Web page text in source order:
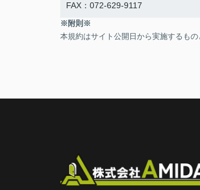
FAX：072-629-9117
※附則※
本規約はサイト公開日から実施するもの